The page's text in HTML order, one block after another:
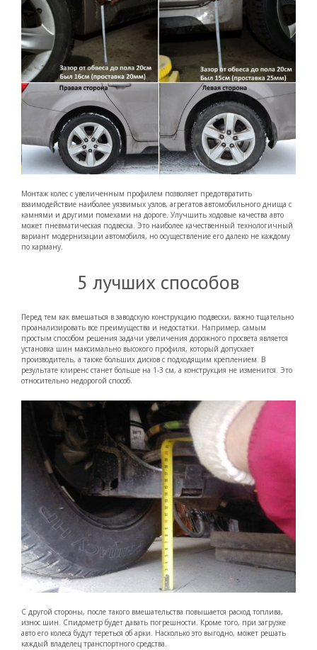
Монтаж колес с увеличенным профилем позволяет предотвратить
взаимодействие наиболее уязвимых узлов, агрегатов автомобильного днища с
камнями и другими помехами на дороге. Улучшить ходовые качества авто
может пневматическая подвеска. Это наиболее качественный технологичный
вариант модернизации автомобиля, но осуществление его далеко не каждому
по карману.
5 лучших способов
Перед тем как вмешаться в заводскую конструкцию подвески, важно тщательно
проанализировать все преимущества и недостатки. Например, самым
простым способом решения задачи увеличения дорожного просвета является
установка шин максимально высокого профиля, который допускает
производитель, а также больших дисков с подходящим креплением. В
результате клиренс станет больше на 1-3 см, а конструкция не изменится. Это
относительно недорогой способ.
С другой стороны, после такого вмешательства повышается расход топлива,
износ шин. Спидометр будет давать погрешности. Кроме того, при загрузке
авто его колеса будут тереться об арки. Насколько это выгодно, может решать
каждый владелец транспортного средства.